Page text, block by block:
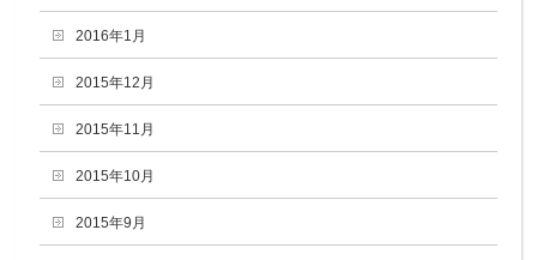
2016年1月
2015年12月
2015年11月
2015年10月
2015年9月